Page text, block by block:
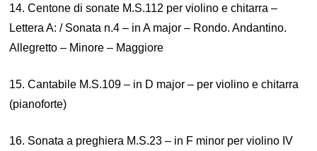
14. Centone di sonate M.S.112 per violino e chitarra –
Lettera A: / Sonata n.4 – in A major – Rondo. Andantino.
Allegretto – Minore – Maggiore
15. Cantabile M.S.109 – in D major – per violino e chitarra
(pianoforte)
16. Sonata a preghiera M.S.23 – in F minor per violino IV